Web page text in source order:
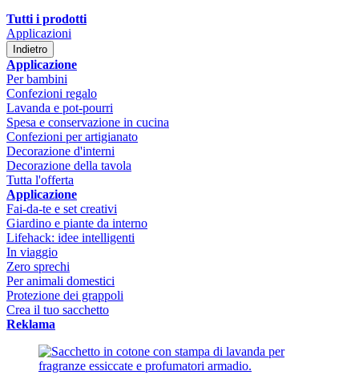
Tutti i prodotti
Applicazioni
Indietro
Applicazione
Per bambini
Confezioni regalo
Lavanda e pot-pourri
Spesa e conservazione in cucina
Confezioni per artigianato
Decorazione d'interni
Decorazione della tavola
Tutta l'offerta
Applicazione
Fai-da-te e set creativi
Giardino e piante da interno
Lifehack: idee intelligenti
In viaggio
Zero sprechi
Per animali domestici
Protezione dei grappoli
Crea il tuo sacchetto
Reklama